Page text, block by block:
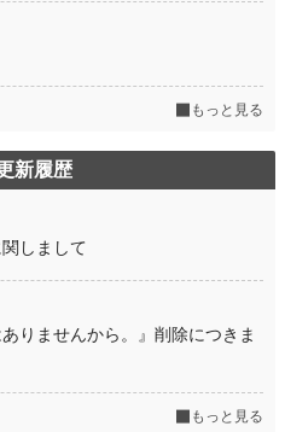
もっと見る
新履歴
しまして
りませんから。』削除につきま
もっと見る